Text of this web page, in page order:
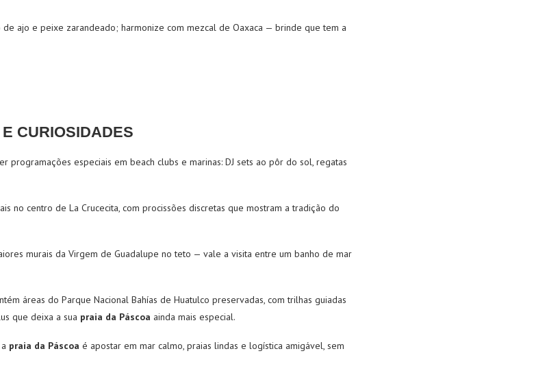
ajo e peixe zarandeado; harmonize com mezcal de Oaxaca — brinde que tem a
CURIOSIDADES
programações especiais em beach clubs e marinas: DJ sets ao pôr do sol, regatas
no centro de La Crucecita, com procissões discretas que mostram a tradição do
murais da Virgem de Guadalupe no teto — vale a visita entre um banho de mar
áreas do Parque Nacional Bahías de Huatulco preservadas, com trilhas guiadas
que deixa a sua praia da Páscoa ainda mais especial.
praia da Páscoa é apostar em mar calmo, praias lindas e logística amigável, sem